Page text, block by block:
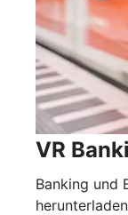
VR
Banking und